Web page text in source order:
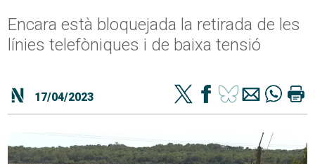
Encara està bloquejada la retirada de les
línies telefòniques i de baixa tensió
17/04/2023